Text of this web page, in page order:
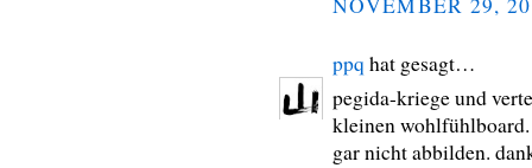
ppq hat gesagt…
pegida-kriege und
kleinen wohlfühlboard.
gar nicht abbilden.